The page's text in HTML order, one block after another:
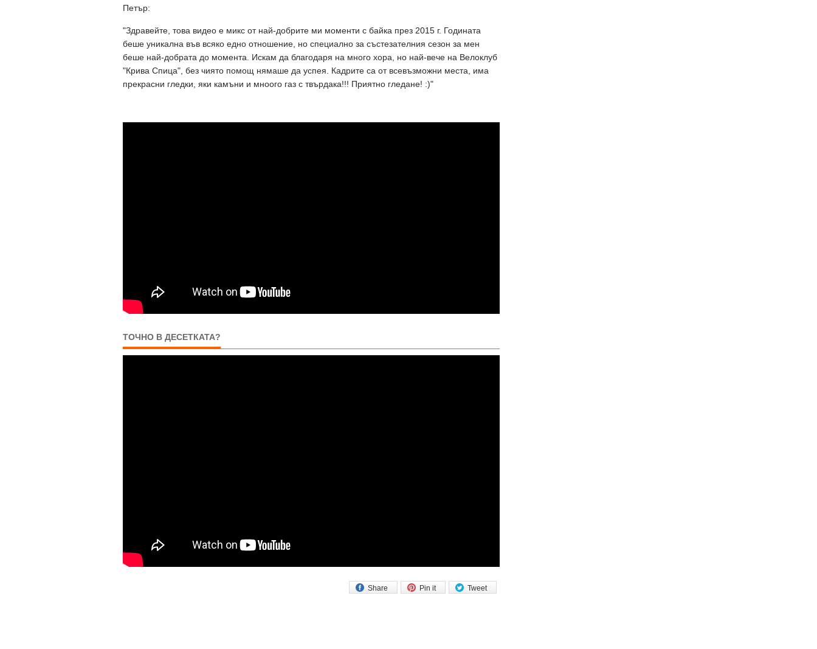
Петър:
"Здравейте, това видео е микс от най-добрите ми моменти с байка през 2015 г. Годината
беше уникална във всяко едно отношение, но специално за състезателния сезон за мен
беше най-добрата до момента. Искам да благодаря на много хора, но най-вече на Велоклуб
"Крива Спица", без чиято помощ нямаше да успея. Кадрите са от всевъзможни места, има
прекрасни гледки, яки камъни и мноого газ с твърдака!!! Приятно гледане! :)"
ТОЧНО В ДЕСЕТКАТА?
Tweet
Pin it
Share